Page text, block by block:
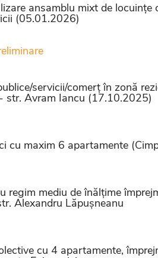
ansamblu mixt de locuințe
(05.01.2026)
servicii/comerț în zonă
str. Avram Iancu (17.10.2025)
cu maxim 6 apartamente
mediu de înălțime
Alexandru Lăpușneanu
cu 4 apartamente,